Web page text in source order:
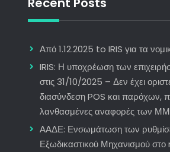
Από 1.12.2025 to IRIS για τα
IRIS: Η υποχρέωση των
στις 31/10/2025 – Δεν έχει
διασύνδεση POS και παρόχων,
λανθασμένες αναφορές των
ΑΑΔΕ: Ενσωμάτωση των
Εξωδικαστικού Μηχανισμού στο